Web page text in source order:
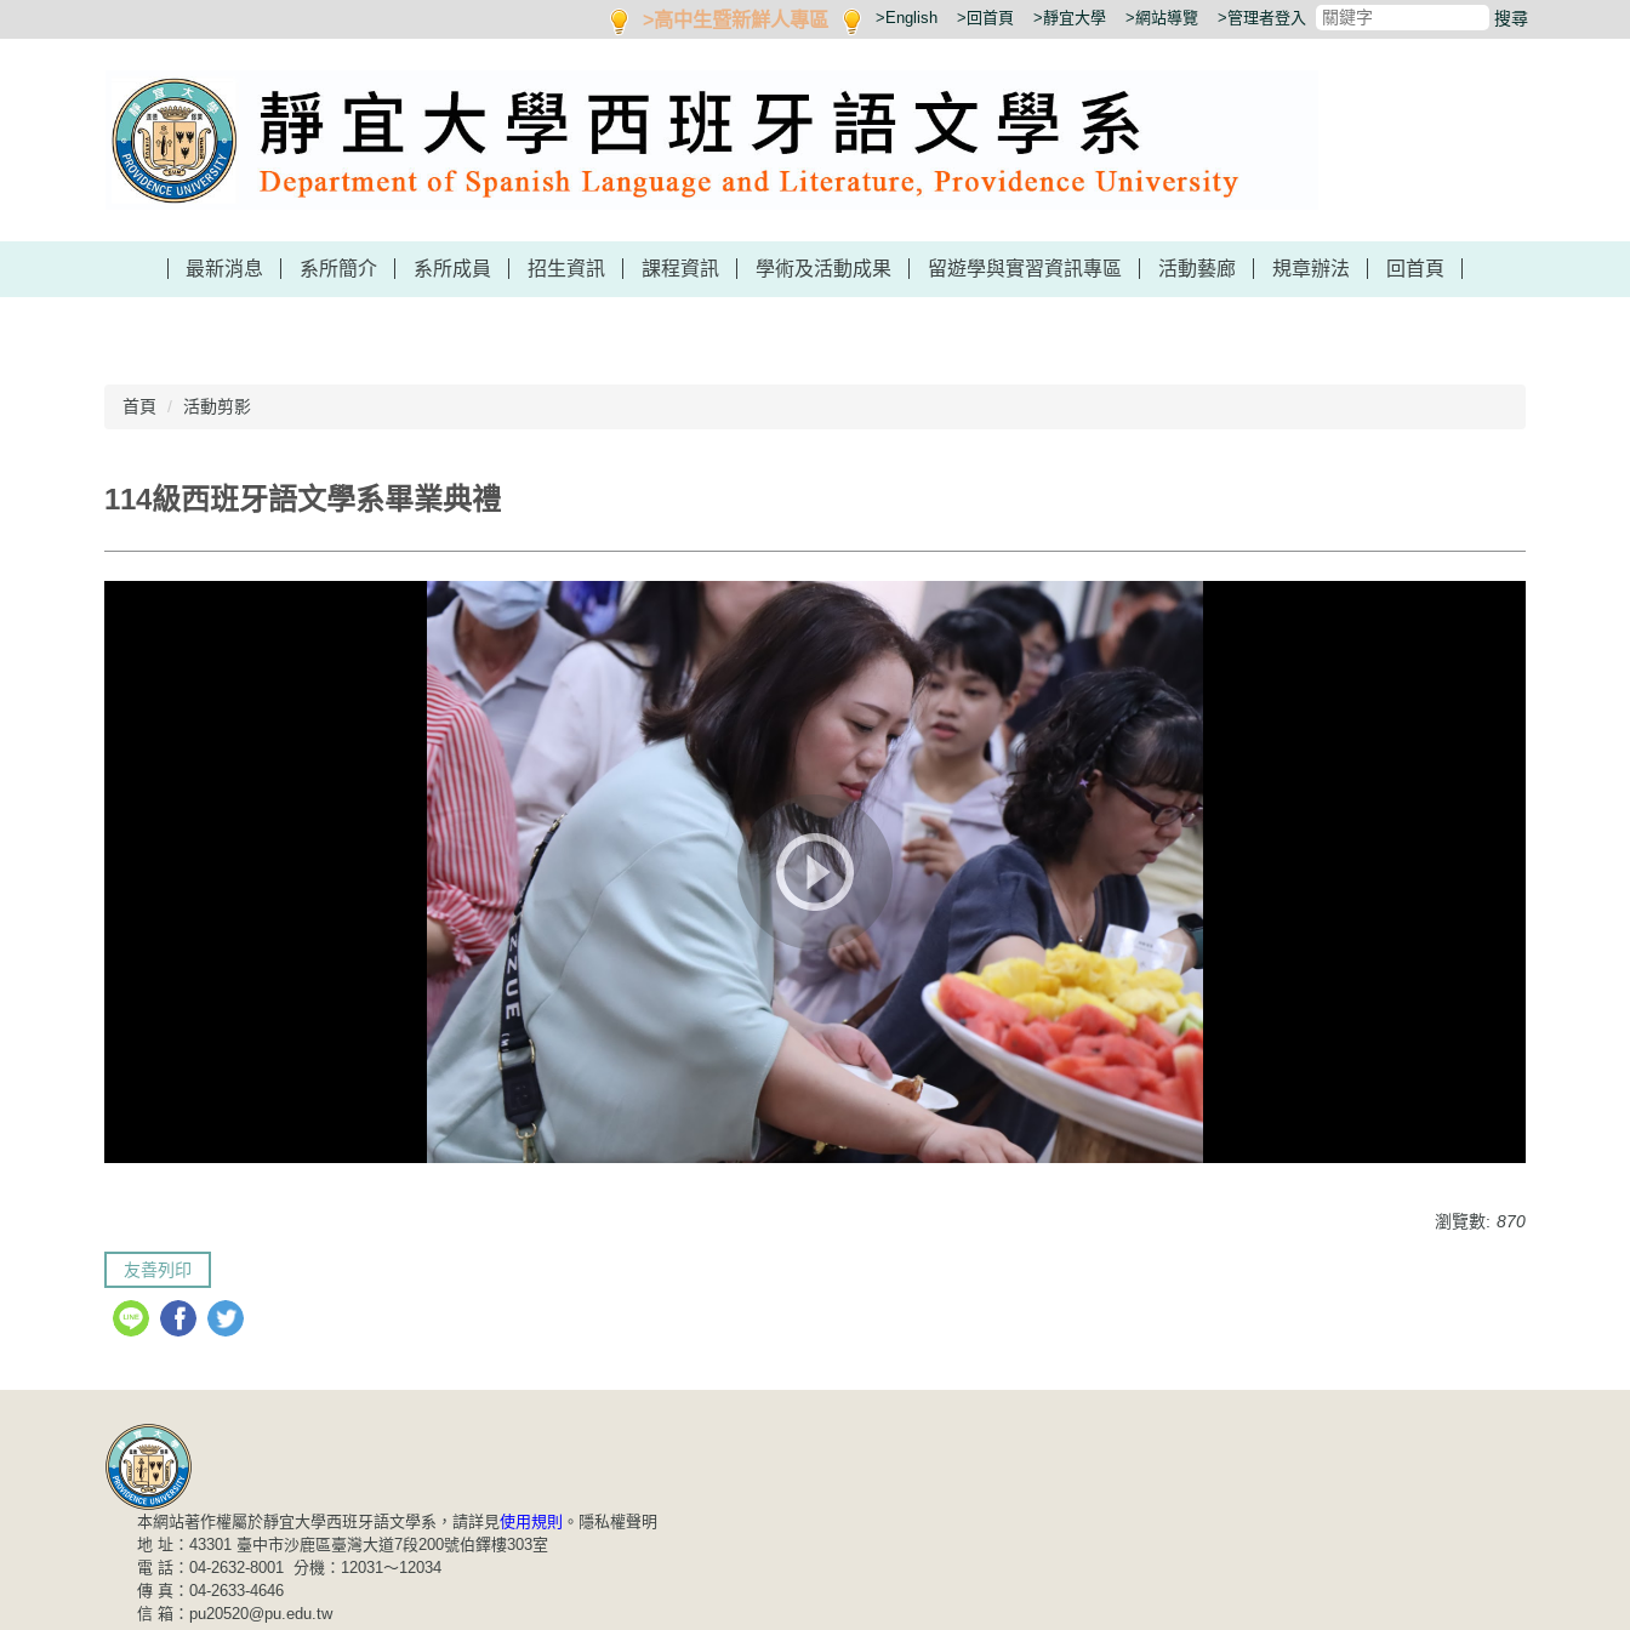
到
>高中生暨新鮮人專區 >English >回首頁 >靜宜大學 >網站導覽 >管理者登入 搜尋
最新消息 系所簡介 系所成員 招生資訊 課程資訊 學術及活動成果 留遊學與實習資訊專區 活動藝廊 規章辦法 回首頁
首頁 活動剪影
114級西班牙語文學系畢業典禮
瀏覽數: 870
友善列印
本網站著作權屬於靜宜大學西班牙語文學系，請詳見使用規則 。 隱私權聲明
地 址：43301 臺中市沙鹿區臺灣大道7段200號伯鐸樓303室
電 話：04-2632-8001 分機：12031～12034
傳 真：04-2633-4646
信 箱：pu20520@pu.edu.tw